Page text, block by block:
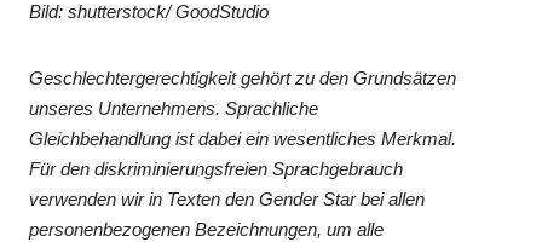
Bild: shutterstock/ GoodStudio
Geschlechtergerechtigkeit gehört zu den Grundsätzen
unseres Unternehmens. Sprachliche
Gleichbehandlung ist dabei ein wesentliches Merkmal.
Für den diskriminierungsfreien Sprachgebrauch
verwenden wir in Texten den Gender Star bei allen
personenbezogenen Bezeichnungen, um alle